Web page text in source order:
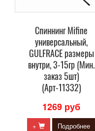
Спиннинг Mifine
универсальный,
GULFRACE размеры
внутри, 3-15гр (Мин.
заказ 5шт)
(Арт-11332)
1269 руб
+ Подробнее